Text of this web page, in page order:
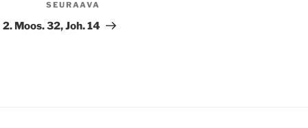
artikkeli
SEURAAVA
2. Moos. 32, Joh. 14